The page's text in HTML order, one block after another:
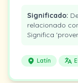
Significado:
relacionado
Significa
Latín